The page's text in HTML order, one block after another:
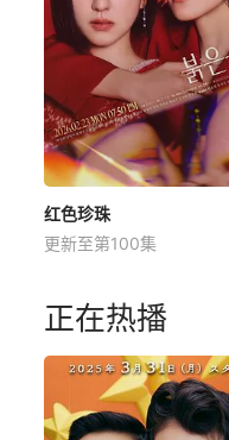
红色珍珠
更新至第100集
正在热播